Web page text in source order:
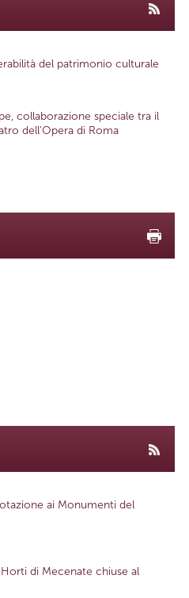
del patrimonio culturale
collaborazione speciale tra il
dell'Opera di Roma
ai Monumenti del
di Mecenate chiuse al